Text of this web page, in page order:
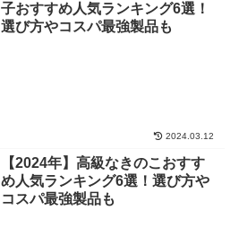
子おすすめ人気ランキング6選！
選び方やコスパ最強製品も
2024.03.12
【2024年】高級なきのこおすす
め人気ランキング6選！選び方や
コスパ最強製品も